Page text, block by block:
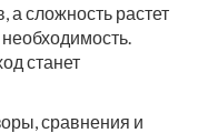
а сложность растет
станет
сравнения и